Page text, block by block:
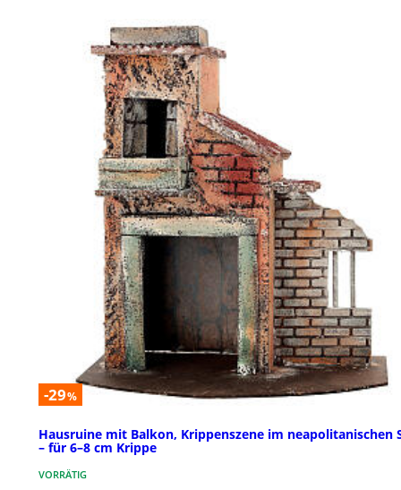
-29%
Hausruine mit Balkon, Krippenszene im neapolitanischen
– für 6–8 cm Krippe
VORRÄTIG